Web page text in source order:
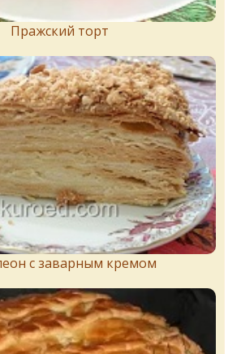
Пражский торт
с заварным кремом